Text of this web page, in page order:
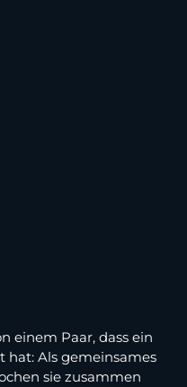
einem Paar, dass ein
hat: Als gemeinsames
sie zusammen